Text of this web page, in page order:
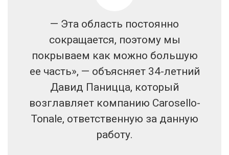
— Эта область постоянно
сокращается, поэтому мы
покрываем как можно большую
ее часть», — объясняет 34-летний
Давид Паницца, который
возглавляет компанию Carosello-
Tonale, ответственную за данную
работу.